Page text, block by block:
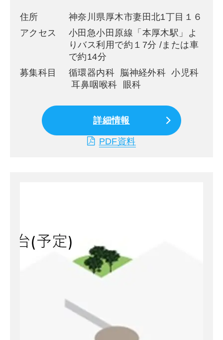
住所
神奈川県厚木市妻田北1丁目１６
アクセス
小田急小田原線「本厚木駅」よ
りバス利用で約１7分 /または車
で約14分
募集科目
循環器内科 脳神経外科 小児科
耳鼻咽喉科 眼科
詳細情報
PDF資料